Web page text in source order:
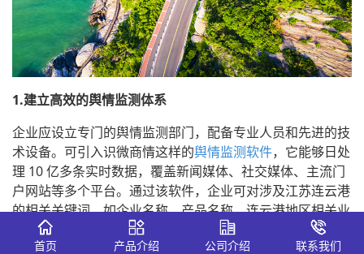
1.建立高效的舆情监测体系
企业应设立专门的舆情监测部门，配备专业人员和先进的技
术设备。可引入识微商情这样的舆情监测软件，它能够日处
理 10 亿多条实时数据，覆盖新闻媒体、社交媒体、主流门
户网站等多个平台。通过该软件，企业可对涉及江苏连云港
的相关关键词，如企业名称、产品名称、连云港地区相关业
务等进行实时监测，一旦出现负面舆情，能第一时间发出预
警。例如，当软件监测到网络上出现关于企业在连云港的生
首页 产品介绍 公司介绍 联系我们